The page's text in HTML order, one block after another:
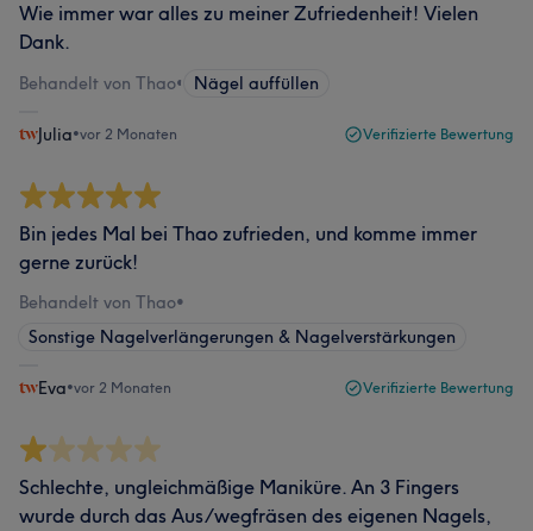
Wie immer war alles zu meiner Zufriedenheit! Vielen
Dank.
Behandelt von Thao• Nägel auffüllen
Julia•vor 2 Monaten Verifizierte Bewertung
Bin jedes Mal bei Thao zufrieden, und komme immer
gerne zurück!
Behandelt von Thao•
Sonstige Nagelverlängerungen & Nagelverstärkungen
Eva•vor 2 Monaten Verifizierte Bewertung
Schlechte, ungleichmäßige Maniküre. An 3 Fingers
wurde durch das Aus/wegfräsen des eigenen Nagels,